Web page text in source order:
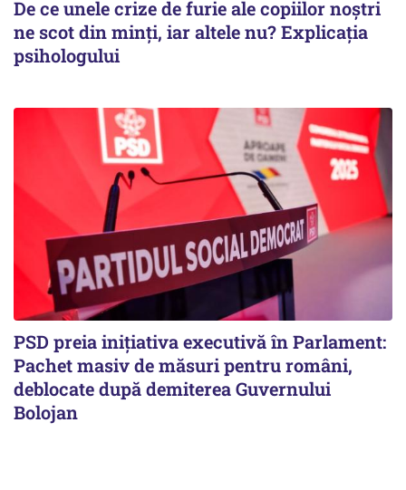
De ce unele crize de furie ale copiilor noștri
ne scot din minți, iar altele nu? Explicația
psihologului
PSD preia inițiativa executivă în Parlament:
Pachet masiv de măsuri pentru români,
deblocate după demiterea Guvernului
Bolojan